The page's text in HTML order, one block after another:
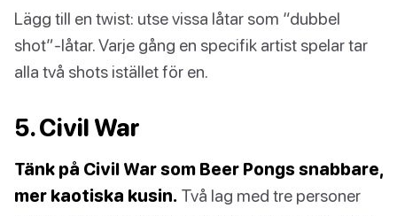
Lägg till en twist: utse vissa låtar som “dubbel
shot”-låtar. Varje gång en specifik artist spelar tar
alla två shots istället för en.
5. Civil War
Tänk på Civil War som Beer Pongs snabbare,
mer kaotiska kusin. Två lag med tre personer